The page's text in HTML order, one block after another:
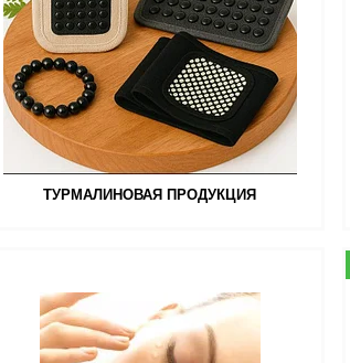
ТУРМАЛИНОВАЯ ПРОДУКЦИЯ